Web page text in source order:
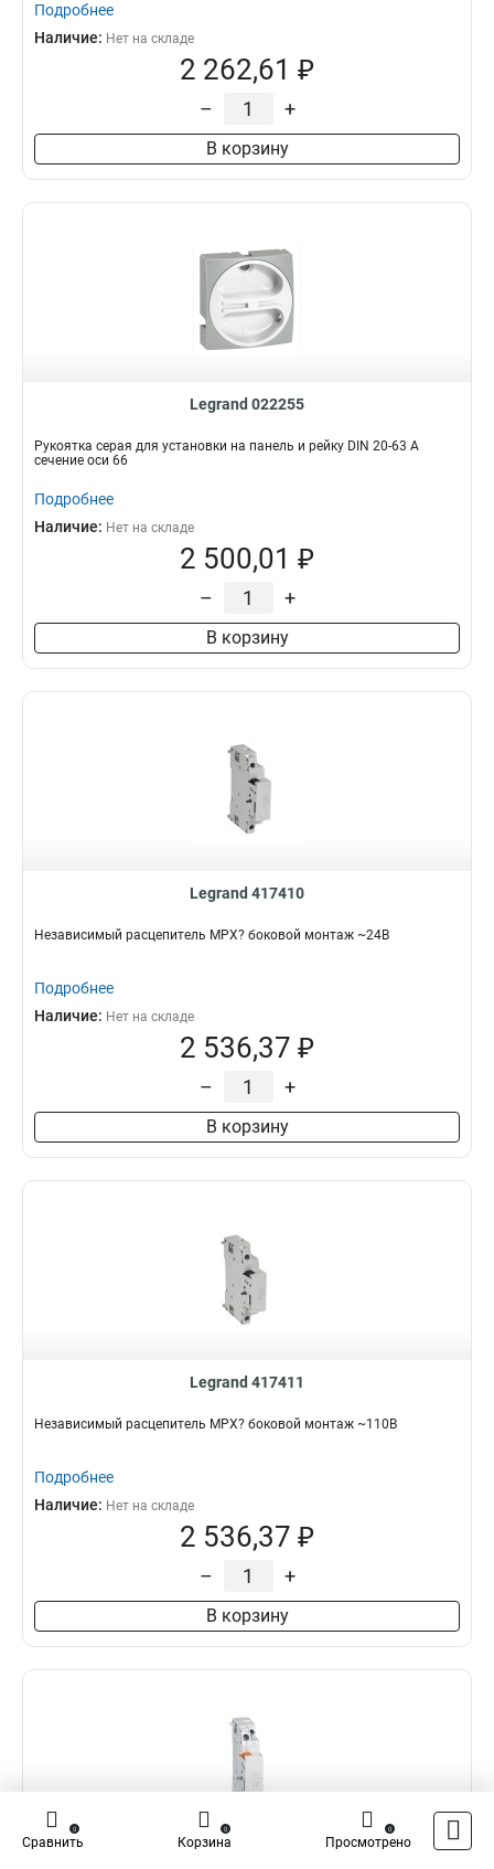
Подробнее
Наличие: Нет на складе
2 262,61 ₽
– +
В корзину
Legrand 022255
Рукоятка серая для установки на панель и рейку DIN 20-63 А
сечение оси 66
Подробнее
Наличие: Нет на складе
2 500,01 ₽
– +
В корзину
Legrand 417410
Независимый расцепитель MPX? боковой монтаж ~24В
Подробнее
Наличие: Нет на складе
2 536,37 ₽
– +
В корзину
Legrand 417411
Независимый расцепитель MPX? боковой монтаж ~110В
Подробнее
Наличие: Нет на складе
2 536,37 ₽
– +
В корзину
Сравнить
0
Корзина
0
Просмотрено
0